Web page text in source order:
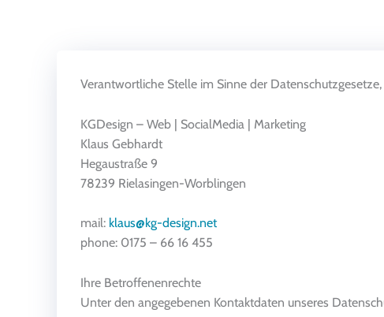
Verantwortliche Stelle im Sinne der
KGDesign – Web | SocialMedia | Marketing
Klaus Gebhardt
Hegaustraße 9
78239 Rielasingen-Worblingen
mail: klaus@kg-design.net
phone: 0175 – 66 16 455
Ihre Betroffenenrechte
Unter den angegebenen Kontaktdaten unseres